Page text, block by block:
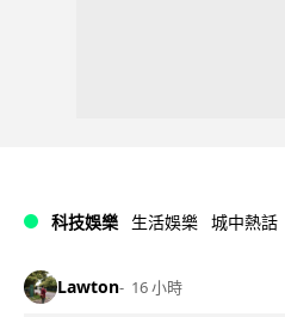
科技娛樂 生活娛樂 城中熱話
Lawton 16 小時